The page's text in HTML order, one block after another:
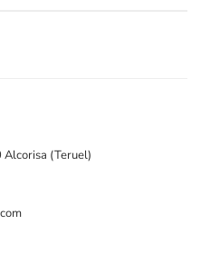
(Teruel)